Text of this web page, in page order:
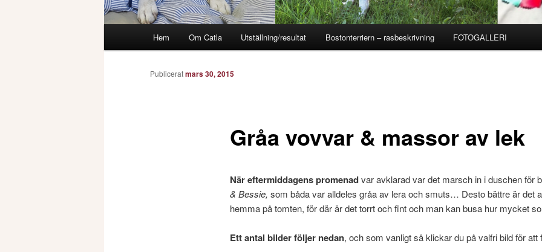
Hem Om Catla Utställning/resultat Bostonterriern – rasbeskrivning FOTOGALLERI
Gråa vovvar & massor av lek
Publiceratmars 30, 2015
När eftermiddagens promenadvar avklarad var det marsch in i duschen för
& Bessie, som båda var alldeles gråa av lera och smuts… Desto bättre är det
hemma på tomten, för där är det torrt och fint och man kan busa hur mycket
Ett antal bilder följer nedan, och som vanligt så klickar du på valfri bild för att